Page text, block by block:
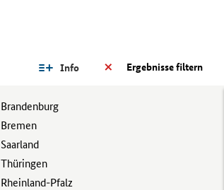
Ergebnisse filtern
Info
Brandenburg
Bremen
Saarland
Thüringen
Rheinland-Pfalz